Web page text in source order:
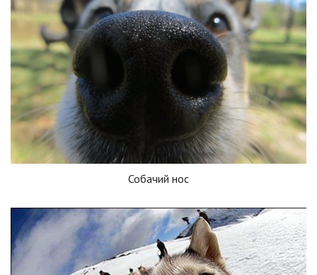
Собачий нос